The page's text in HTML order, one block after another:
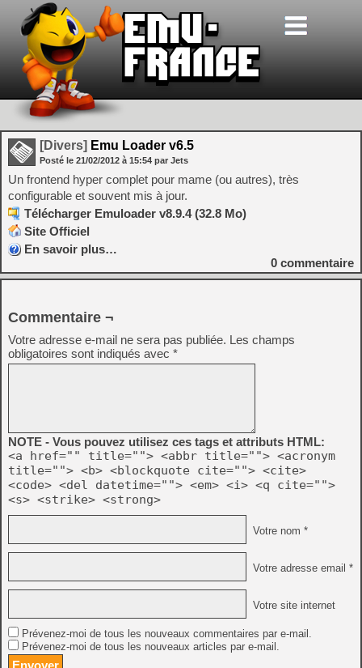
[Divers] Emu Loader v6.5
Posté le 21/02/2012 à 15:54 par Jets
Un frontend hyper complet pour mame (ou autres), très
configurable et souvent mis à jour.
Télécharger Emuloader v8.9.4 (32.8 Mo)
Site Officiel
En savoir plus…
0 commentaire
Commentaire ¬
Votre adresse e-mail ne sera pas publiée. Les champs
obligatoires sont indiqués avec *
NOTE - Vous pouvez utilisez ces tags et attributs HTML:
<a href="" title=""> <abbr title=""> <acronym
title=""> <b> <blockquote cite=""> <cite>
<code> <del datetime=""> <em> <i> <q cite="">
<s> <strike> <strong>
Votre nom *
Votre adresse email *
Votre site internet
Prévenez-moi de tous les nouveaux commentaires par e-mail.
Prévenez-moi de tous les nouveaux articles par e-mail.